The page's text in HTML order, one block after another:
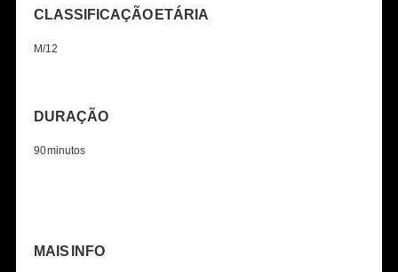
CLASSIFICAÇÃO ETÁRIA
M/12
DURAÇÃO
90 minutos
MAIS INFO